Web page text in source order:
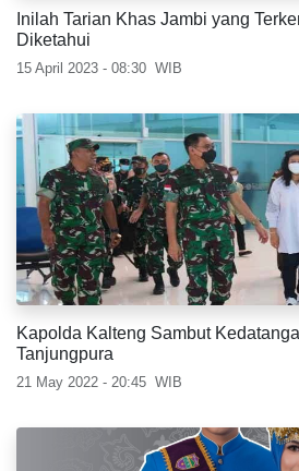
Inilah Tarian Khas Jambi yang
Diketahui
15 April 2023 - 08:30 WIB
Kapolda Kalteng Sambut
Tanjungpura
21 May 2022 - 20:45 WIB